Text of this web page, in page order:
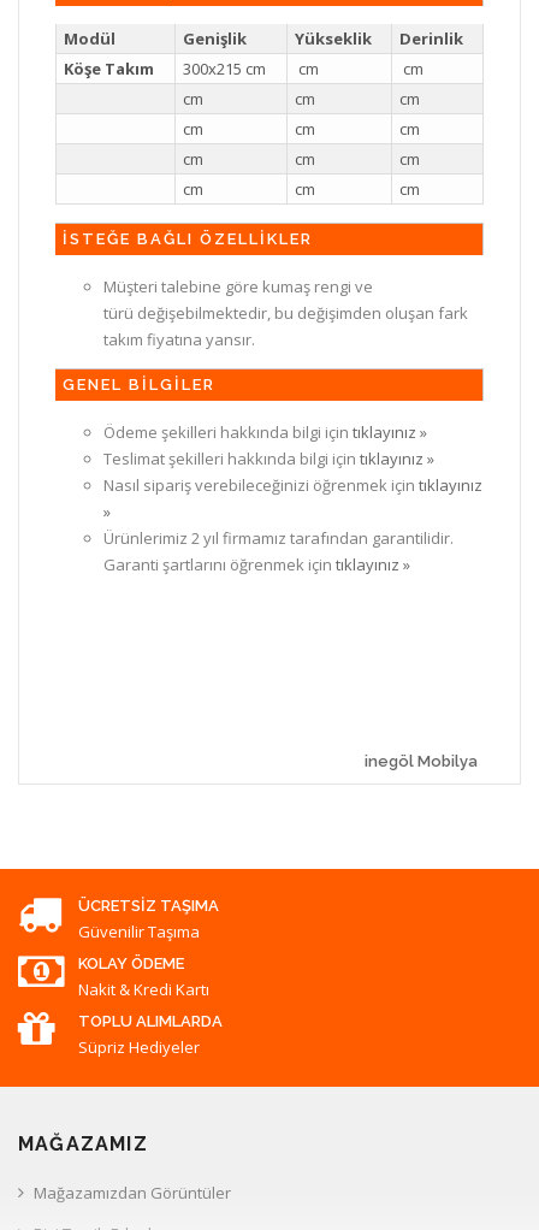
Modül Genişlik Yükseklik
Derinlik
Köşe Takım
300x215 cm cm
cm
cm
cm
cm
cm
cm
cm
cm
cm
cm
cm
cm cm
İSTEĞE BAĞLI ÖZELLİKLER
Müşteri talebine göre kumaş rengi ve
türü değişebilmektedir, bu değişimden oluşan fark
takım fiyatına yansır.
GENEL BİLGİLER
Ödeme şekilleri hakkında bilgi için tıklayınız »
Teslimat şekilleri hakkında bilgi için tıklayınız »
Nasıl sipariş verebileceğinizi öğrenmek için tıklayınız
»
Ürünlerimiz 2 yıl firmamız tarafından garantilidir.
Garanti şartlarını öğrenmek için tıklayınız »
inegöl Mobilya
ÜCRETSIZ TAŞIMA
Güvenilir Taşıma
KOLAY ÖDEME
Nakit & Kredi Kartı
TOPLU ALIMLARDA
Süpriz Hediyeler
MAĞAZAMIZ
Mağazamızdan Görüntüler